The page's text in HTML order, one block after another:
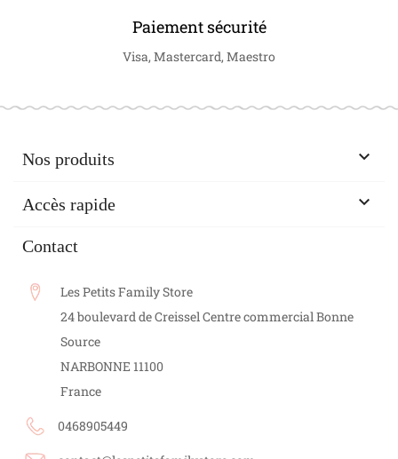
Paiement sécurité
Visa, Mastercard, Maestro
Nos produits 
Accès rapide 
Contact
Les Petits Family Store
24 boulevard de Creissel Centre commercial Bonne
Source
NARBONNE 11100
France
0468905449